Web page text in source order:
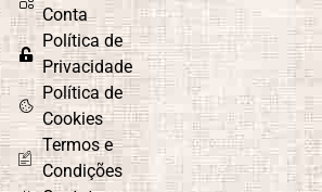
Conta
Política de
Privacidade
Política de
Cookies
Termos e
Condições